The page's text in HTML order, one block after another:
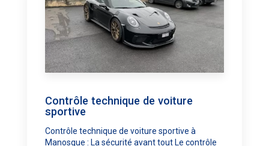
Contrôle technique de voiture
sportive
Contrôle technique de voiture sportive à
Manosque : La sécurité avant tout Le contrôle